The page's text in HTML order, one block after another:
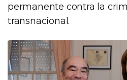
permanente contra la
transnacional.